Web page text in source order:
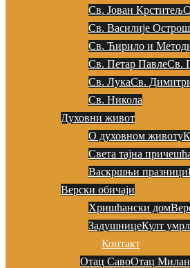
Св. Јован Крститељ
Св. Василије
Св. Ћирило и
Св. Петар ПавлеСв.
Св. ЛукаСв.
Св. Никола
Духовни живот
О духовном животу
Света тајна
Васкршњи празници
Верски обичаји
Хришћански дом
ЗадушницеКулт
Контакт
Отац СавоОтац Милан